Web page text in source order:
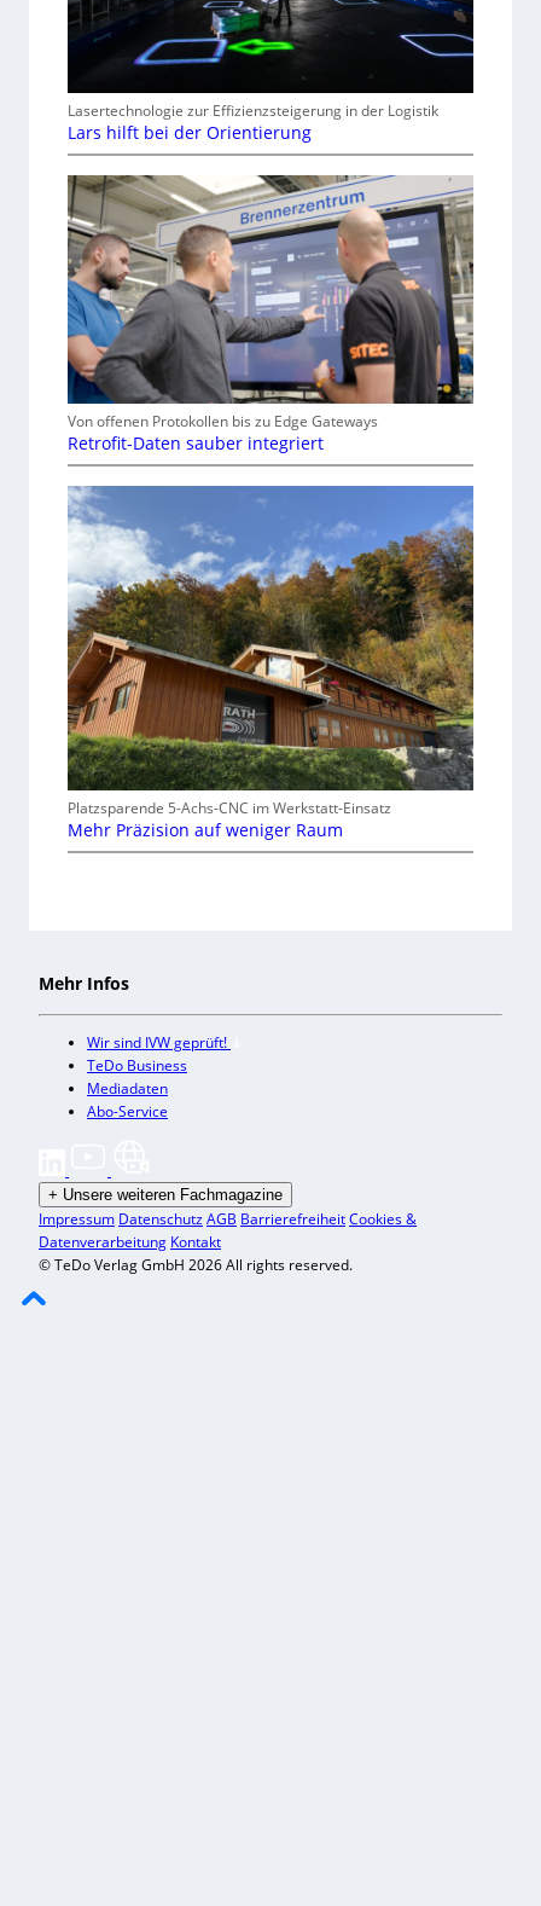
Lasertechnologie zur Effizienzsteigerung in der Logistik
Lars hilft bei der Orientierung
Von offenen Protokollen bis zu Edge Gateways
Retrofit-Daten sauber integriert
Platzsparende 5-Achs-CNC im Werkstatt-Einsatz
Mehr Präzision auf weniger Raum
Mehr Infos
Wir sind IVW geprüft!
TeDo Business
Mediadaten
Abo-Service
+ Unsere weiteren Fachmagazine
Impressum DatenschutzAGB BarrierefreiheitCookies &
Datenverarbeitung Kontakt
© TeDo Verlag GmbH 2026 All rights reserved.